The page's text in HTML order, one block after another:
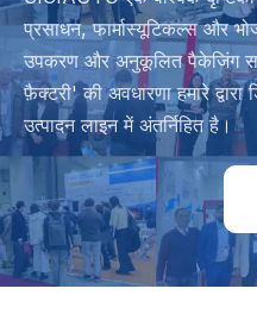
प्रसाधन, फार्मास्यूटिकल्स और
उपकरण और अनुकूलित पैकेजिंग
फ़ैक्टरी' की अवधारणा हमारे
उत्पादन लाइन में अंतर्निहित है।